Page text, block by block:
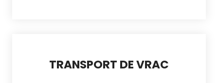
TRANSPORT DE VRAC